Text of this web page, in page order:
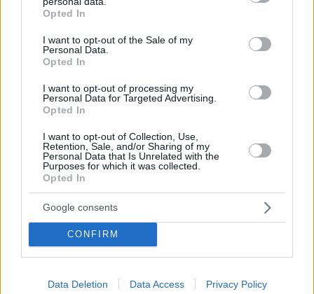
grant or deny consent to Google and its third-party tags to
use your data for below specified purposes in below Google
consent section.
Opted In
I want to opt-out of the Sale of my
Personal Data.
Opted In
I want to opt-out of processing my
Personal Data for Targeted Advertising.
Opted In
I want to opt-out of Collection, Use,
Retention, Sale, and/or Sharing of my
Personal Data that Is Unrelated with the
Purposes for which it was collected.
Opted In
Google consents
CONFIRM
Data Deletion Data Access Privacy Policy
έχουν βρει την αληθινή αγάπη
πριν 7 λεπτά
μαγιά, το sourdough και το levain
πριν 7 λεπτά
Συνελήφθη 56χρονος στο αεροδρόμιο Μυκόνου με
2.280 πακέτα λαθραίων τσιγάρων, δείτε εικόνες
πριν 8 λεπτά
Μειωμένη κερδοφορία έχει η BMW. Τι φταίει;
πριν 11 λεπτά
O Τράβις Μπάρκερ εξήγησε γιατί αποκάλυψαν τώρα την
αποβολή που είχε η Κόρτνεϊ Καρντάσιαν το 2021
πριν 13 λεπτά